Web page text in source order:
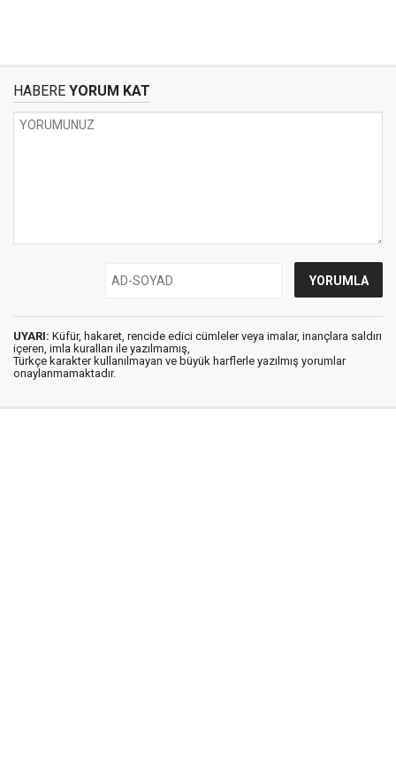
HABERE YORUM KAT
UYARI: Küfür, hakaret, rencide edici cümleler veya imalar, inançlara saldırı
içeren, imla kuralları ile yazılmamış,
Türkçe karakter kullanılmayan ve büyük harflerle yazılmış yorumlar
onaylanmamaktadır.